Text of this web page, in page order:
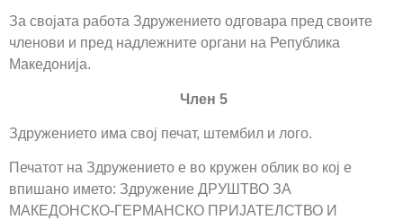
За својата работа Здружението одговара пред своите
членови и пред надлежните органи на Република
Македонија.
Член 5
Здружението има свој печат, штембил и лого.
Печатот на Здружението е во кружен облик во кој е
впишано името: Здружение ДРУШТВО ЗА
МАКЕДОНСКО-ГЕРМАНСКО ПРИЈАТЕЛСТВО И